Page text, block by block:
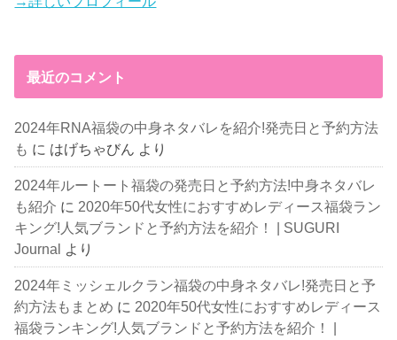
最近のコメント
2024年RNA福袋の中身ネタバレを紹介!発売日と予約方法
も に はげちゃびん より
2024年ルートート福袋の発売日と予約方法!中身ネタバレ
も紹介 に 2020年50代女性におすすめレディース福袋ラン
キング!人気ブランドと予約方法を紹介！ | SUGURI
Journal より
2024年ミッシェルクラン福袋の中身ネタバレ!発売日と予
約方法もまとめ に 2020年50代女性におすすめレディース
福袋ランキング!人気ブランドと予約方法を紹介！ |